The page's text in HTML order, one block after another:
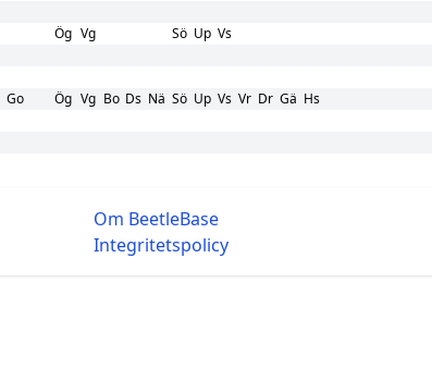
Ög Vg Sö Up Vs
Go Ög Vg Bo Ds Nä Sö Up Vs Vr Dr Gä Hs
Om BeetleBase
Integritetspolicy